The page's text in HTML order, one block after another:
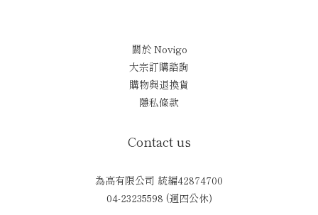
關於 Novigo
大宗訂購諮詢
購物與退換貨
隱私條款
Contact us
為高有限公司 統編42874700
04-23235598 (週四公休)